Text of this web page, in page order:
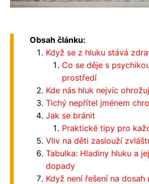
Obsah článku:
Když se z hluku stává
Co se děje s
prostředí
Kde nás hluk nejvíc
Tichý nepřítel jménem
Jak se bránit
Praktické tipy pro
Vliv na děti zaslouží
Tabulka: Hladiny hluku a
dopady
Když není řešení na dosah